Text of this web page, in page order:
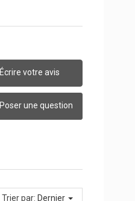
Écrire votre avis
Poser une question
Trier par: Dernier